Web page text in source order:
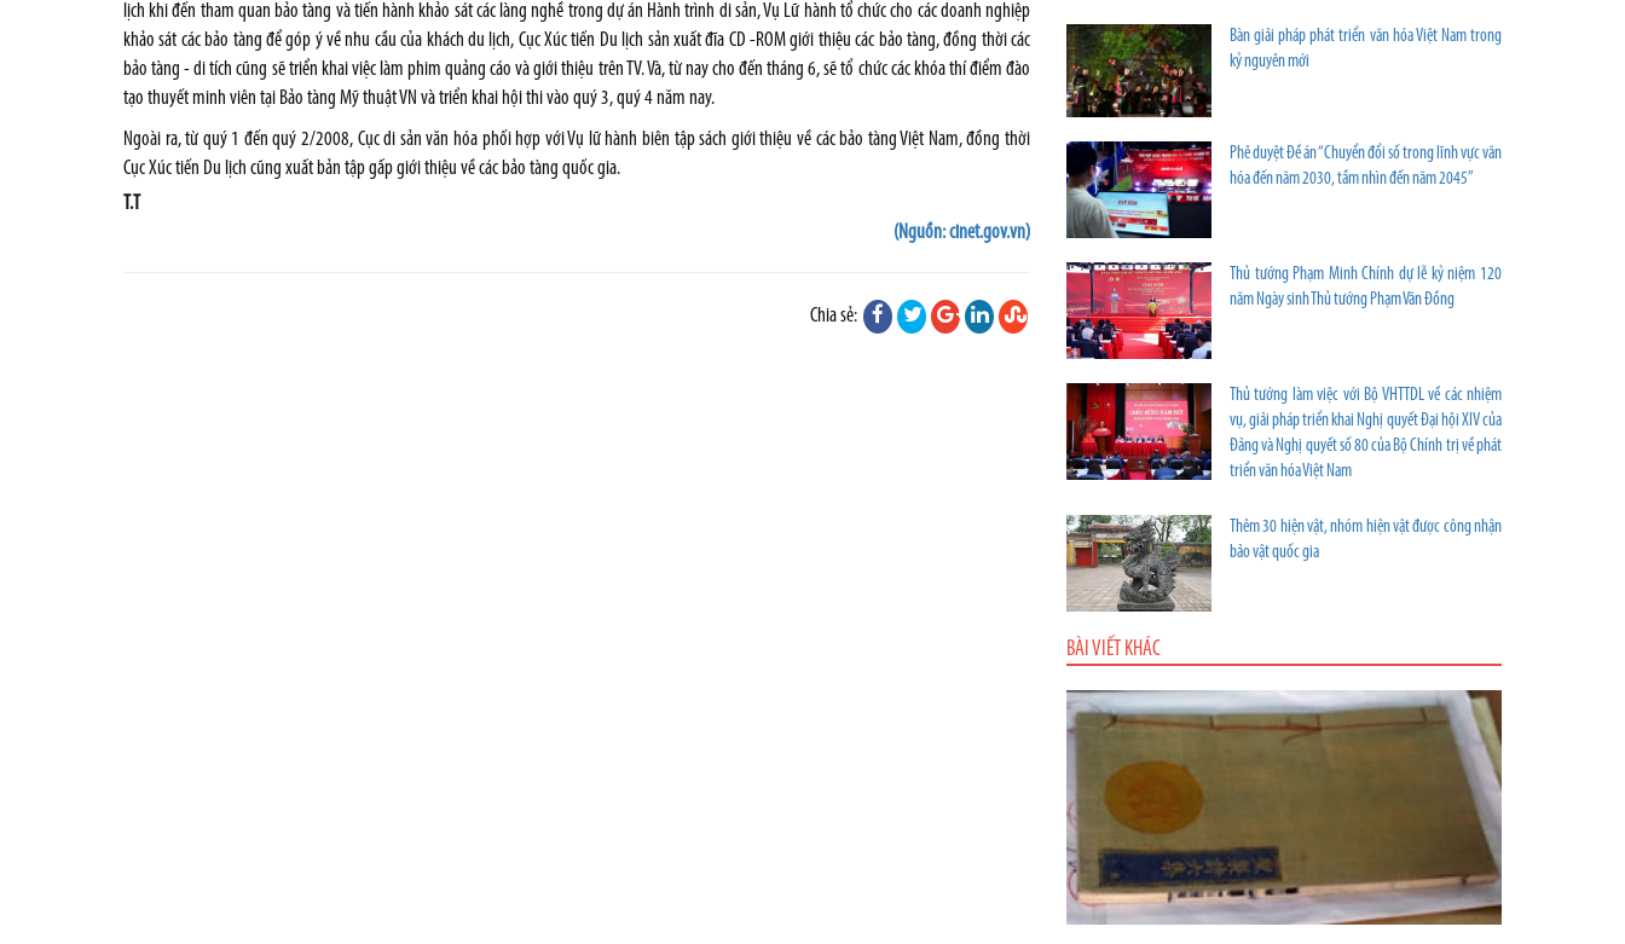
lịch khi đến tham quan bảo tàng và tiến hành khảo sát các làng nghề trong dự án Hành trình di sản, Vụ Lữ hành tổ chức cho các doanh nghiệp
khảo sát các bảo tàng để góp ý về nhu cầu của khách du lịch, Cục Xúc tiến Du lịch sản xuất đĩa CD -ROM giới thiệu các bảo tàng, đồng thời các
bảo tàng - di tích cũng sẽ triển khai việc làm phim quảng cáo và giới thiệu trên TV. Và, từ nay cho đến tháng 6, sẽ tổ chức các khóa thí điểm đào
tạo thuyết minh viên tại Bảo tàng Mỹ thuật VN và triển khai hội thi vào quý 3, quý 4 năm nay.
Ngoài ra, từ quý 1 đến quý 2/2008, Cục di sản văn hóa phối hợp với Vụ lữ hành biên tập sách giới thiệu về các bảo tàng Việt Nam, đồng thời
Cục Xúc tiến Du lịch cũng xuất bản tập gấp giới thiệu về các bảo tàng quốc gia.
T.T
(Nguồn: cinet.gov.vn)
Chia sẻ:
Bàn giải pháp phát triển văn hóa Việt Nam trong
kỷ nguyên mới
Phê duyệt Đề án “Chuyển đổi số trong lĩnh vực văn
hóa đến năm 2030, tầm nhìn đến năm 2045”
Thủ tướng Phạm Minh Chính dự lễ kỷ niệm 120
năm Ngày sinh Thủ tướng Phạm Văn Đồng
Thủ tướng làm việc với Bộ VHTTDL về các nhiệm
vụ, giải pháp triển khai Nghị quyết Đại hội XIV của
Đảng và Nghị quyết số 80 của Bộ Chính trị về phát
triển văn hóa Việt Nam
Thêm 30 hiện vật, nhóm hiện vật được công nhận
bảo vật quốc gia
BÀI VIẾT KHÁC